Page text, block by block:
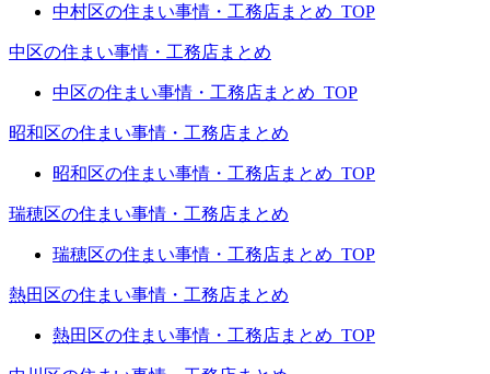
中村区の住まい事情・工務店まとめ_TOP
中区の住まい事情・工務店まとめ
中区の住まい事情・工務店まとめ_TOP
昭和区の住まい事情・工務店まとめ
昭和区の住まい事情・工務店まとめ_TOP
瑞穂区の住まい事情・工務店まとめ
瑞穂区の住まい事情・工務店まとめ_TOP
熱田区の住まい事情・工務店まとめ
熱田区の住まい事情・工務店まとめ_TOP